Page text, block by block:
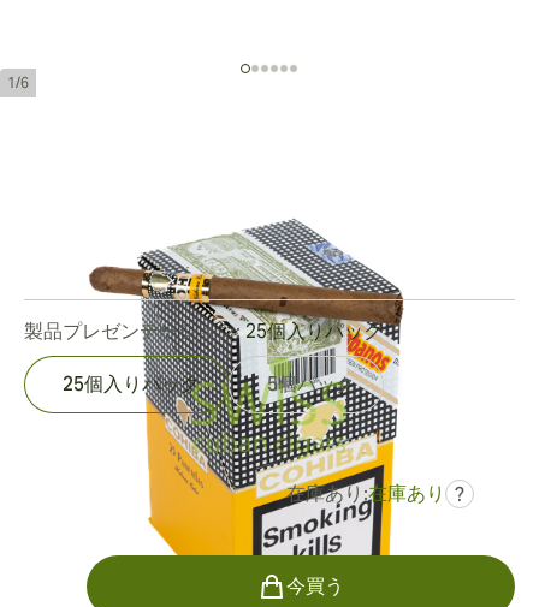
1/6
115 mm / 4.5 インチ
0レビュー
でした ¥44,686
在庫あり:在庫あり ?
製品プレゼンテーション:25個入りパック
25個入りパック 5個パック
今買う